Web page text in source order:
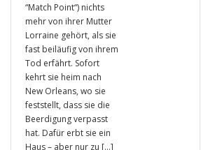
“Match Point“) nichts
mehr von ihrer Mutter
Lorraine gehört, als sie
fast beiläufig von ihrem
Tod erfährt. Sofort
kehrt sie heim nach
New Orleans, wo sie
feststellt, dass sie die
Beerdigung verpasst
hat. Dafür erbt sie ein
Haus – aber nur zu […]